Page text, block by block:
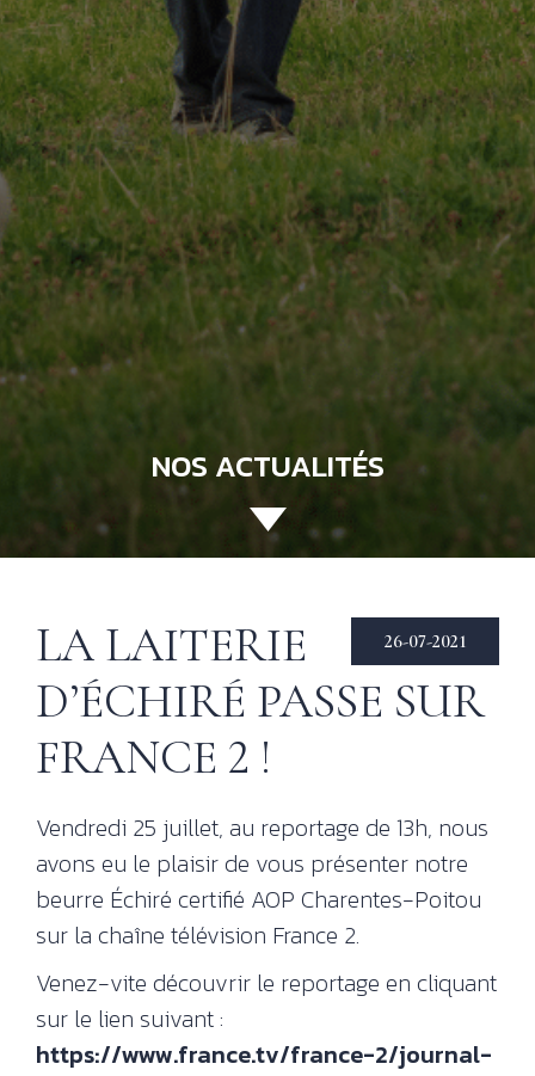
ACCUEIL
130 ANS
ÉCHIRÉ
NOS PRODUITS
D’EXCELLENCE
CHARENTES-
POITOU AOP
RECETTES
& INSPIRATIONS
NOS
ENGAGEMENTS
ESPACE
NOS ACTUALITÉS
26-07-2021
LA LAITERIE
D’ÉCHIRÉ PASSE SUR
FRANCE 2 !
Vendredi 25 juillet, au reportage de 13h, nous
avons eu le plaisir de vous présenter notre
beurre Échiré certifié AOP Charentes-Poitou
sur la chaîne télévision France 2.
Venez-vite découvrir le reportage en cliquant
sur le lien suivant :
https://www.france.tv/france-2/journal-